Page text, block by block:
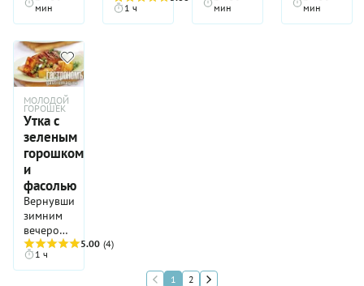
по-
французски,
мин
1 ч
мин
мин
МОЛОДОЙ
ГОРОШЕК
Утка с
зеленым
горошком
и
фасолью
Вернувшись
зимним
вечером
с работы,
вряд ли
кто
5.00 (4)
1 ч
1 2